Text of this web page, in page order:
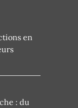
en
: du